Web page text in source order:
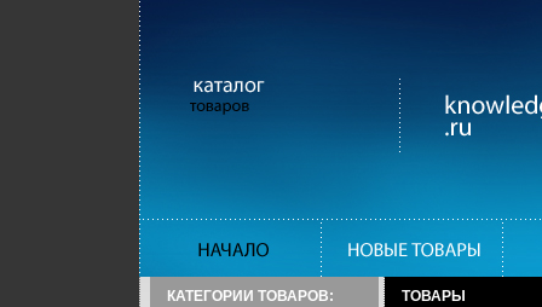
КАТЕГОРИИ ТОВАРОВ: ТОВАРЫ